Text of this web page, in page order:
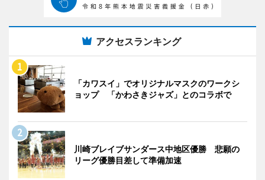
アクセスランキング
「カワスイ」でオリジナルマスクのワークシ
ョップ 「かわさきジャズ」とのコラボで
川崎ブレイブサンダース中地区優勝 悲願の
リーグ優勝目差して準備加速